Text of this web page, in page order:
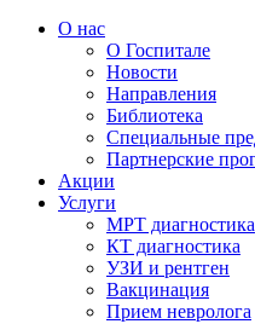
О нас
О Госпитале
Новости
Направления
Библиотека
Специальные
Партнерские
Акции
Услуги
МРТ диагностика
КТ диагностика
УЗИ и рентген
Вакцинация
Прием невролога